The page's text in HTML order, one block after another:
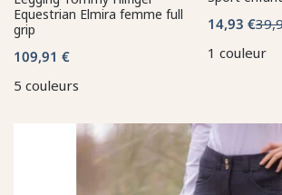
Equestrian Elmira femme full
grip
109,91 €
5 couleurs
14,93 €
1 couleur